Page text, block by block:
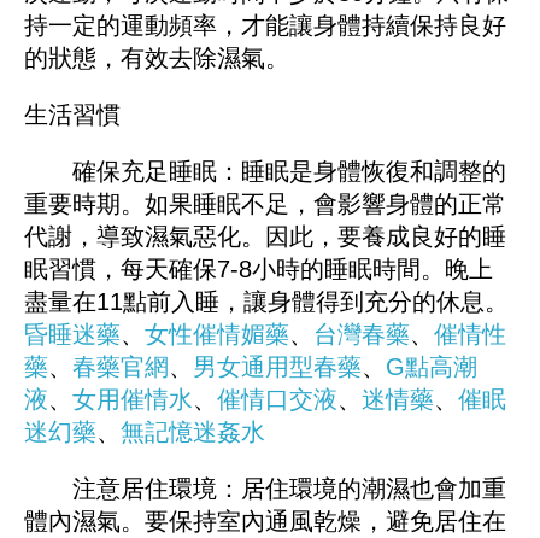
持一定的運動頻率，才能讓身體持續保持良好
的狀態，有效去除濕氣。
生活習慣
確保充足睡眠：睡眠是身體恢復和調整的
重要時期。如果睡眠不足，會影響身體的正常
代謝，導致濕氣惡化。因此，要養成良好的睡
眠習慣，每天確保7-8小時的睡眠時間。晚上
盡量在11點前入睡，讓身體得到充分的休息。
昏睡迷藥、 女性催情媚藥、 台灣春藥、 催情性
藥、 春藥官網、 男女通用型春藥、 G點高潮
液、 女用催情水、 催情口交液、 迷情藥、 催眠
迷幻藥、 無記憶迷姦水
注意居住環境：居住環境的潮濕也會加重
體內濕氣。要保持室內通風乾燥，避免居住在